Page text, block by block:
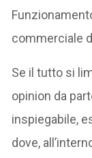
commerciale
Se il tutto si
opinion da
inspiegabile,
dove,